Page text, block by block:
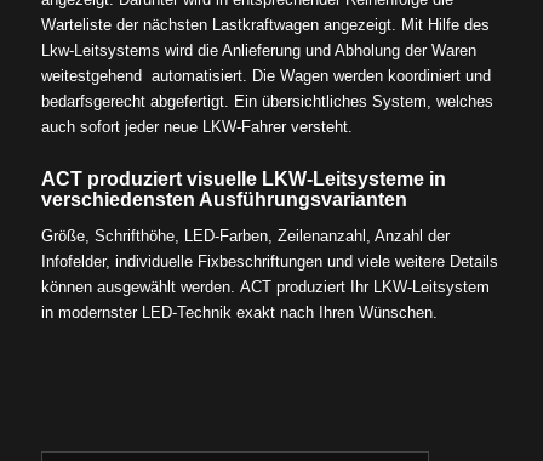
Warteliste der nächsten Lastkraftwagen angezeigt. Mit Hilfe des
Lkw-Leitsystems wird die Anlieferung und Abholung der Waren
weitestgehend automatisiert. Die Wagen werden koordiniert und
bedarfsgerecht abgefertigt. Ein übersichtliches System, welches
auch sofort jeder neue LKW-Fahrer versteht.
ACT produziert visuelle LKW-Leitsysteme in
verschiedensten Ausführungsvarianten
Größe, Schrifthöhe, LED-Farben, Zeilenanzahl, Anzahl der
Infofelder, individuelle Fixbeschriftungen und viele weitere Details
können ausgewählt werden. ACT produziert Ihr LKW-Leitsystem
in modernster LED-Technik exakt nach Ihren Wünschen.